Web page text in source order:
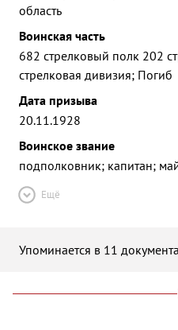
область
Воинская часть
682 стрелковый полк 202
стрелковая дивизия; Погиб
Дата призыва
20.11.1928
Воинское звание
подполковник; капитан;
Ещё
Упоминается в 11